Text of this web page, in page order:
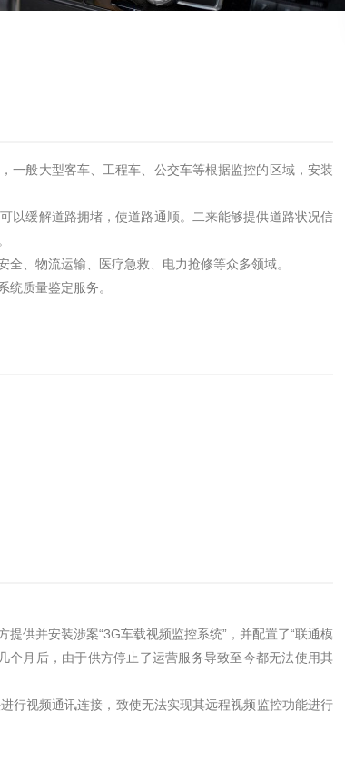
一般大型客车、工程车、公交车等根据监控的区域，安装
以缓解道路拥堵，使道路通顺。二来能够提供道路状况信
、物流运输、医疗急救、电力抢修等众多领域。
质量鉴定服务。
供并安装涉案“3G车载视频监控系统”，并配置了“联通模
个月后，由于供方停止了运营服务导致至今都无法使用其
行视频通讯连接，致使无法实现其远程视频监控功能进行